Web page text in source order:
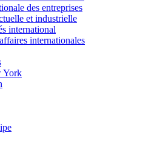
des entreprises
et industrielle
international
internationales
York